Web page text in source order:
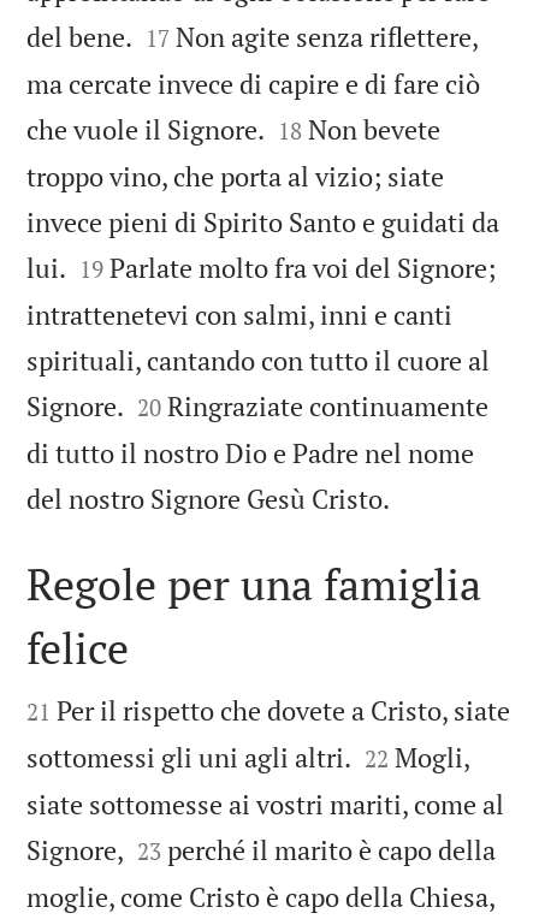
del bene. 

17 Non agite senza riflettere,
ma cercate invece di capire e di fare ciò
che vuole il Signore. 

18 Non bevete
troppo vino, che porta al vizio; siate
invece pieni di Spirito Santo e guidati da
lui. 

19 Parlate molto fra voi del Signore;
intrattenetevi con salmi, inni e canti
spirituali, cantando con tutto il cuore al
Signore. 

20 Ringraziate continuamente
di tutto il nostro Dio e Padre nel nome
del nostro Signore Gesù Cristo.

Regole per una famiglia
felice

21 Per il rispetto che dovete a Cristo, siate
sottomessi gli uni agli altri. 

22 Mogli,
siate sottomesse ai vostri mariti, come al
Signore, 

23 perché il marito è capo della
moglie, come Cristo è capo della Chiesa,